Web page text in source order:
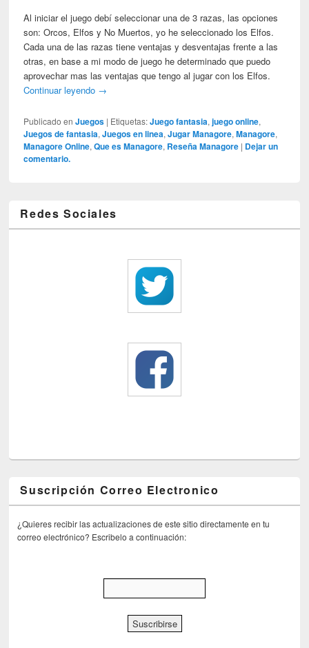
Al iniciar el juego debí seleccionar una de 3 razas, las opciones
son: Orcos, Elfos y No Muertos, yo he seleccionado los Elfos.
Cada una de las razas tiene ventajas y desventajas frente a las
otras, en base a mi modo de juego he determinado que puedo
aprovechar mas las ventajas que tengo al jugar con los Elfos.
Continuar leyendo →
Publicado en Juegos | Etiquetas: Juego fantasia,juego online,
Juegos de fantasia,Juegos en linea,Jugar Managore,Managore,
Managore Online,Que es Managore, Reseña Managore | Dejar un
comentario.
Redes Sociales
Suscripción Correo Electronico
¿Quieres recibir las actualizaciones de este sitio directamente en tu
correo electrónico? Escribelo a continuación: